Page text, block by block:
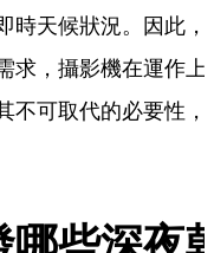
時天候狀況。因此，
求，攝影機在運作上
不可取代的必要性，